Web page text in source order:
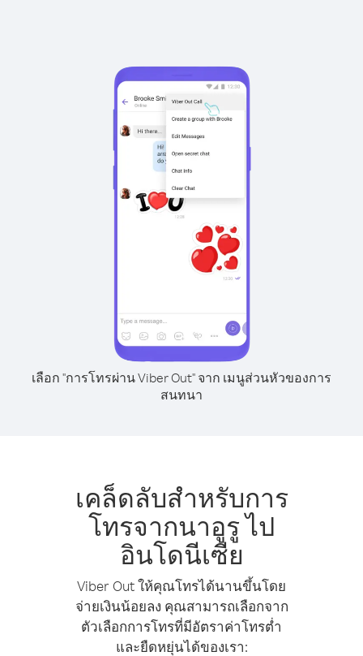
เลือก "การโทรผ่าน Viber Out" จาก เมนูส่วนหัวของการ
สนทนา
เคล็ดลับสำหรับการ
โทรจากนาอูรู ไป
อินโดนีเซีย
Viber Out ให้คุณโทรได้นานขึ้นโดย
จ่ายเงินน้อยลง คุณสามารถเลือกจาก
ตัวเลือกการโทรที่มีอัตราค่าโทรต่ำ
และยืดหยุ่นได้ของเรา: